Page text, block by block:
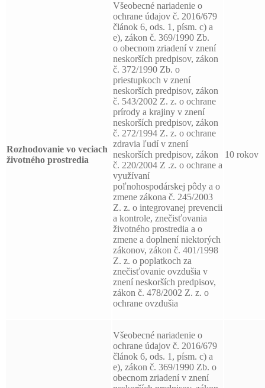
Rozhodovanie vo veciach
životného prostredia
Všeobecné nariadenie o
ochrane údajov č. 2016/679
článok 6, ods. 1, písm. c) a
e), zákon č. 369/1990 Zb.
o obecnom zriadení v znení
neskorších predpisov, zákon
č. 372/1990 Zb. o
priestupkoch v znení
neskorších predpisov, zákon
č. 543/2002 Z. z. o ochrane
prírody a krajiny v znení
neskorších predpisov, zákon
č. 272/1994 Z. z. o ochrane
zdravia ľudí v znení
neskorších predpisov, zákon
č. 220/2004 Z .z. o ochrane a
využívaní
poľnohospodárskej pôdy a o
zmene zákona č. 245/2003
Z. z. o integrovanej prevencii
a kontrole, znečisťovania
životného prostredia a o
zmene a doplnení niektorých
zákonov, zákon č. 401/1998
Z. z. o poplatkoch za
znečisťovanie ovzdušia v
znení neskorších predpisov,
zákon č. 478/2002 Z. z. o
ochrane ovzdušia
10 rokov
Všeobecné nariadenie o
ochrane údajov č. 2016/679
článok 6, ods. 1, písm. c) a
e), zákon č. 369/1990 Zb. o
obecnom zriadení v znení